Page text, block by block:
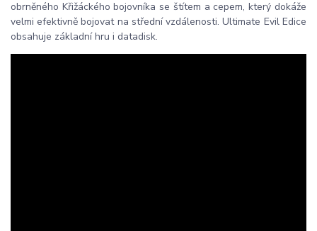
obrněného Křižáckého bojovníka se štítem a cepem, který dokáže
velmi efektivně bojovat na střední vzdálenosti. Ultimate Evil Edice
obsahuje základní hru i datadisk.